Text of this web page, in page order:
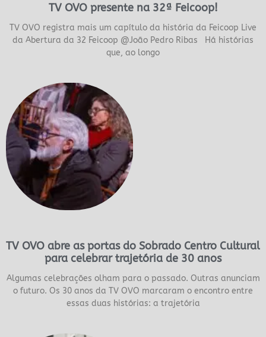
TV OVO presente na 32ª Feicoop!
TV OVO registra mais um capítulo da história da Feicoop Live
da Abertura da 32 Feicoop @João Pedro Ribas Há histórias
que, ao longo
TV OVO abre as portas do Sobrado Centro Cultural
para celebrar trajetória de 30 anos
Algumas celebrações olham para o passado. Outras anunciam
o futuro. Os 30 anos da TV OVO marcaram o encontro entre
essas duas histórias: a trajetória